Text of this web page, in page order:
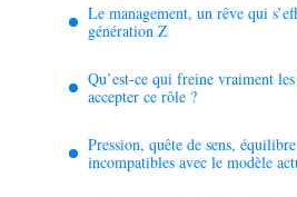
Le management, un rêve qui
génération Z
Qu’est-ce qui freine vraiment
accepter ce rôle ?
Pression, quête de sens,
incompatibles avec le modèle